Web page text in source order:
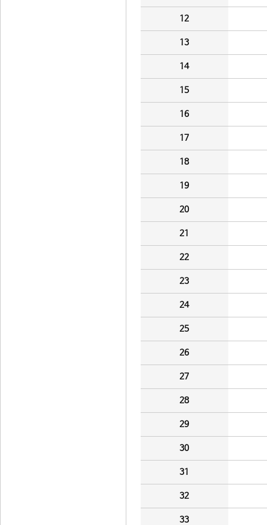
12
13
14
15
16
17
18
19
20
21
22
23
24
25
26
27
28
29
30
31
32
33